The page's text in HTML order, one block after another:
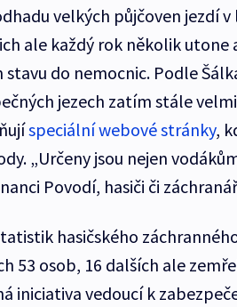
velkých půjčoven jezdí
ale každý rok několik utone
stavu do nemocnic. Podle
jezech zatím stále
speciální webové stránky,
„Určeny jsou nejen
Povodí, hasiči či
hasičského
53 osob, 16 dalších ale
iniciativa vedoucí k